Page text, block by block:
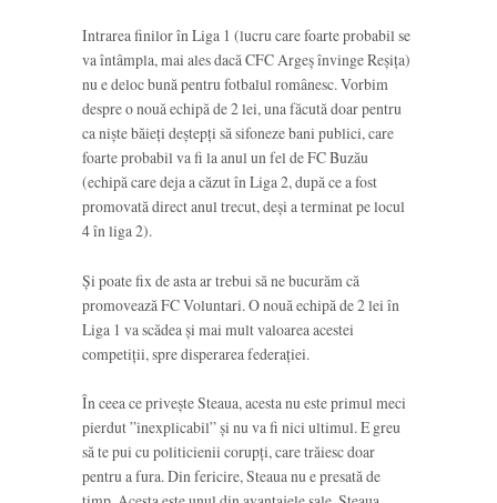
Intrarea finilor în Liga 1 (lucru care foarte probabil se
va întâmpla, mai ales dacă CFC Argeș învinge Reșița)
nu e deloc bună pentru fotbalul românesc. Vorbim
despre o nouă echipă de 2 lei, una făcută doar pentru
ca niște băieți deștepți să sifoneze bani publici, care
foarte probabil va fi la anul un fel de FC Buzău
(echipă care deja a căzut în Liga 2, după ce a fost
promovată direct anul trecut, deși a terminat pe locul
4 în liga 2).
Și poate fix de asta ar trebui să ne bucurăm că
promovează FC Voluntari. O nouă echipă de 2 lei în
Liga 1 va scădea și mai mult valoarea acestei
competiții, spre disperarea federației.
În ceea ce privește Steaua, acesta nu este primul meci
pierdut ”inexplicabil” și nu va fi nici ultimul. E greu
să te pui cu politicienii corupți, care trăiesc doar
pentru a fura. Din fericire, Steaua nu e presată de